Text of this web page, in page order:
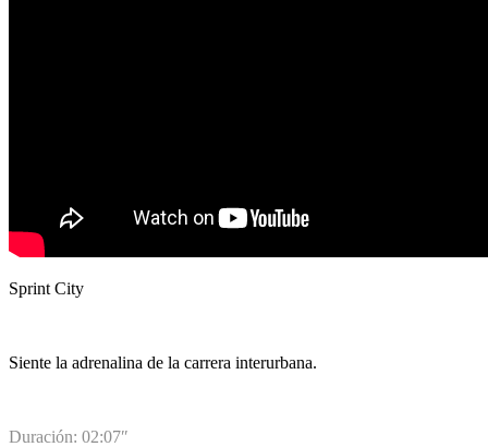
Sprint City
Siente la adrenalina de la carrera interurbana.
Duración: 02:07″